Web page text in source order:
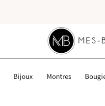
Bijoux Montres